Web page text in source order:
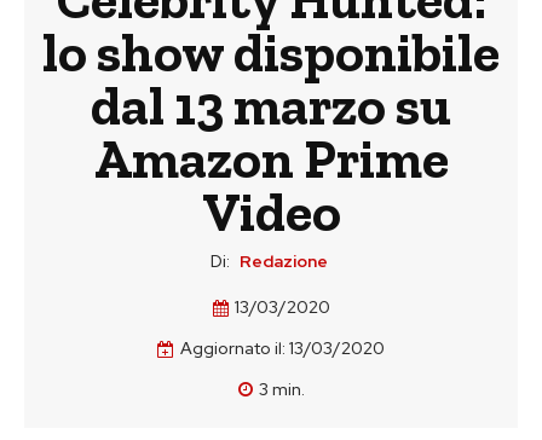
lo show disponibile
dal 13 marzo su
Amazon Prime
Video
Di: Redazione
13/03/2020
Aggiornato il: 13/03/2020
3 min.